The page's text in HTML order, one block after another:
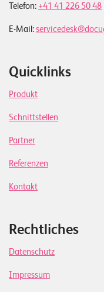
Telefon: +41 41 226 50 48
E-Mail:
Quicklinks
Produkt
Schnittstellen
Partner
Referenzen
Kontakt
Rechtliches
Datenschutz
Impressum